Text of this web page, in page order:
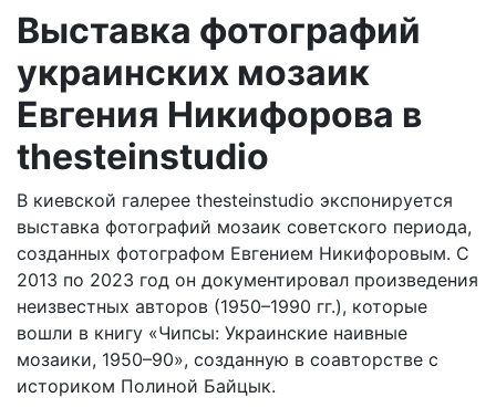
Выставка фотографий
украинских мозаик
Евгения Никифорова в
thesteinstudio
В киевской галерее thesteinstudio экспонируется
выставка фотографий мозаик советского периода,
созданных фотографом Евгением Никифоровым. С
2013 по 2023 год он документировал произведения
неизвестных авторов (1950–1990 гг.), которые
вошли в книгу «Чипсы: Украинские наивные
мозаики, 1950–90», созданную в соавторстве с
историком Полиной Байцык.